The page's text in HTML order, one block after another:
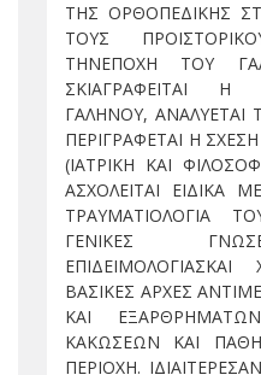
ΤΗΣ ΟΡΘΟΠΕΔΙΚΗΣ
ΤΟΥΣ
ΤΗΝΕΠΟΧΗ ΤΟΥ
ΣΚΙΑΓΡΑΦΕΙΤΑΙ
ΓΑΛΗΝΟΥ, ΑΝΑΛΥΕΤΑΙ
ΠΕΡΙΓΡΑΦΕΤΑΙ Η
(ΙΑΤΡΙΚΗ ΚΑΙ
ΑΣΧΟΛΕΙΤΑΙ ΕΙΔΙΚΑ
ΤΡΑΥΜΑΤΙΟΛΟΓΙΑ
ΓΕΝΙΚΕΣ
ΒΑΣΙΚΕΣ ΑΡΧΕΣ
ΚΑΙ
ΚΑΚΩΣΕΩΝ ΚΑΙ
ΠΕΡΙΟΧΗ.